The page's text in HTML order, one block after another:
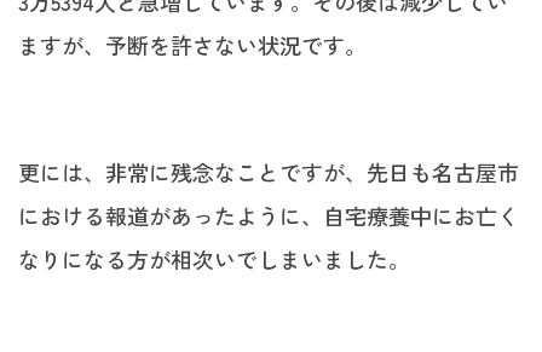
ますが、予断を許さない状況です。
更には、非常に残念なことですが、先日も名古屋市
における報道があったように、自宅療養中にお亡く
なりになる方が相次いでしまいました。